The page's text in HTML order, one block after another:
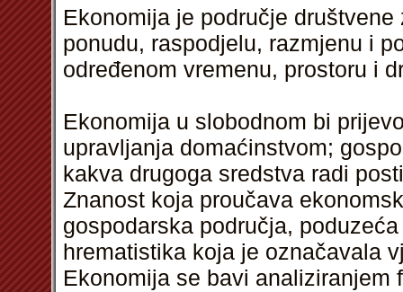
Ekonomija je područje
ponudu, raspodjelu, razmjenu i
određenom vremenu, prostoru i
Ekonomija u slobodnom bi
upravljanja domaćinstvom;
kakva drugoga sredstva radi
Znanost koja proučava
gospodarska područja,
hrematistika koja je označavala
Ekonomija se bavi analiziranjem